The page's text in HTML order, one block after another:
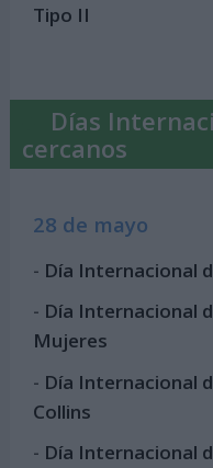
Tipo II
Días
cercanos
28 de mayo
- Día Internacional
- Día Internacional
Mujeres
- Día Internacional
Collins
- Día Internacional